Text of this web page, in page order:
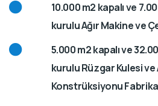
10.000 m2 kapalı ve
kurulu Ağır Makine ve
5.000 m2 kapalı ve
kurulu Rüzgar Kulesi ve
Konstrüksiyonu